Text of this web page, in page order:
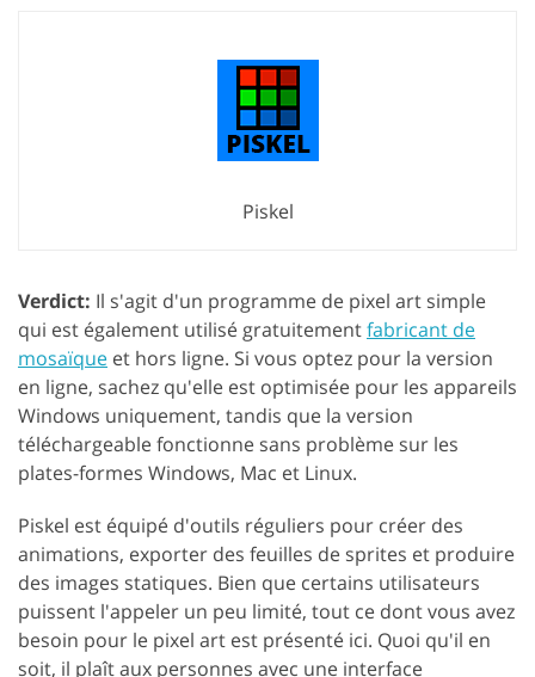
Piskel
Verdict: Il s'agit d'un programme de pixel art simple
qui est également utilisé gratuitementfabricant de
mosaïque et hors ligne. Si vous optez pour la version
en ligne, sachez qu'elle est optimisée pour les appareils
Windows uniquement, tandis que la version
téléchargeable fonctionne sans problème sur les
plates-formes Windows, Mac et Linux.
Piskel est équipé d'outils réguliers pour créer des
animations, exporter des feuilles de sprites et produire
des images statiques. Bien que certains utilisateurs
puissent l'appeler un peu limité, tout ce dont vous avez
besoin pour le pixel art est présenté ici. Quoi qu'il en
soit, il plaît aux personnes avec une interface